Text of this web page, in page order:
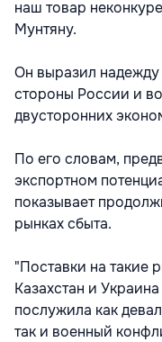
наш товар
Мунтяну.
Он выразил
стороны России и
двусторонних
По его словам,
экспортном
показывает
рынках сбыта.
"Поставки на такие
Казахстан и
послужила как
так и военный